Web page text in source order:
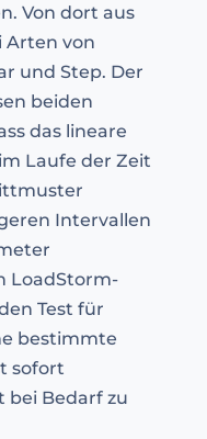
Von dort aus
Arten von
und Step. Der
beiden
das lineare
Laufe der Zeit
Intervallen
LoadStorm-
Test für
bestimmte
sofort
bei Bedarf zu